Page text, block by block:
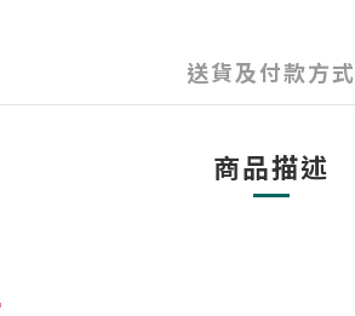
送貨及付款方式
商品描述